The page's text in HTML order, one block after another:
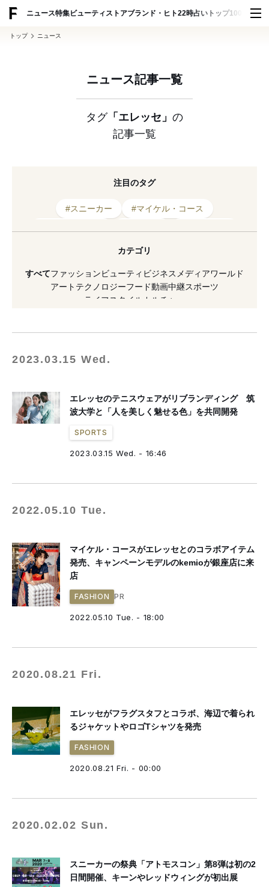
ニュース特集ビューティ ストアブランド・ヒト22時占い トップ100 スナッ
トップ ニュース
ニュース記事一覧
タグ「エレッセ」 の
記事一覧
注目のタグ
#スニーカー
#マイケル・コース
#コラボレーション
#2018年発売
#色
#カプセルコレクション
カテゴリ
すべてファッションビューティ ビジネス メディアワールド
アート テクノロジーフード動画中継スポーツ
ライフスタイル
カルチャー
2023.03.15 Wed.
エレッセのテニスウェアがリブランディング 筑
波大学と「人を美しく魅せる色」を共同開発
SPORTS
2023.03.15 Wed. - 16:46
2022.05.10 Tue.
マイケル・コースがエレッセとのコラボアイテム
発売、キャンペーンモデルのkemioが銀座店に来
店
FASHION PR
2022.05.10 Tue. - 18:00
2020.08.21 Fri.
エレッセがフラグスタフとコラボ、海辺で着られ
るジャケットやロゴTシャツを発売
FASHION
2020.08.21 Fri. - 00:00
2020.02.02 Sun.
スニーカーの祭典「アトモスコン」第8弾は初の2
日間開催、キーンやレッドウィングが初出展